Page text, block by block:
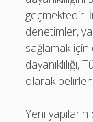
geçmektedir.
denetimler,
sağlamak için
olarak
Yeni yapıların